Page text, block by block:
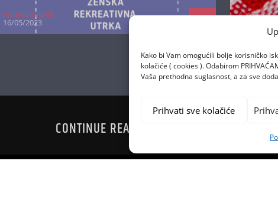
Kako bi Vam omogućili bolje korisničko
kolačiće ( cookies ). Odabirom
Vaša prethodna suglasnost, a za sve
Prihvati sve kolačiće
Antena Zagreb
16/05/2023
Antena
CONTINUE READING